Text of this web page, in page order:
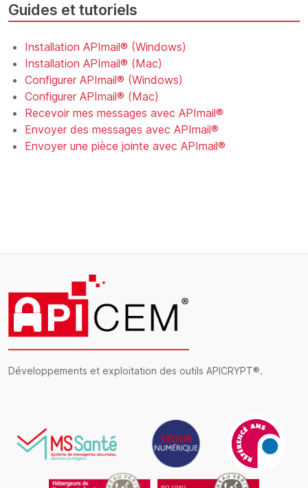
Guides et tutoriels
Installation APImail® (Windows)
Installation APImail® (Mac)
Configurer APImail® (Windows)
Configurer APImail® (Mac)
Recevoir mes messages avec APImail®
Envoyer des messages avec APImail®
Envoyer une pièce jointe avec APImail®
Développements et exploitation des outils APICRYPT®.